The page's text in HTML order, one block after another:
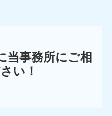
当事務所にご相
い！